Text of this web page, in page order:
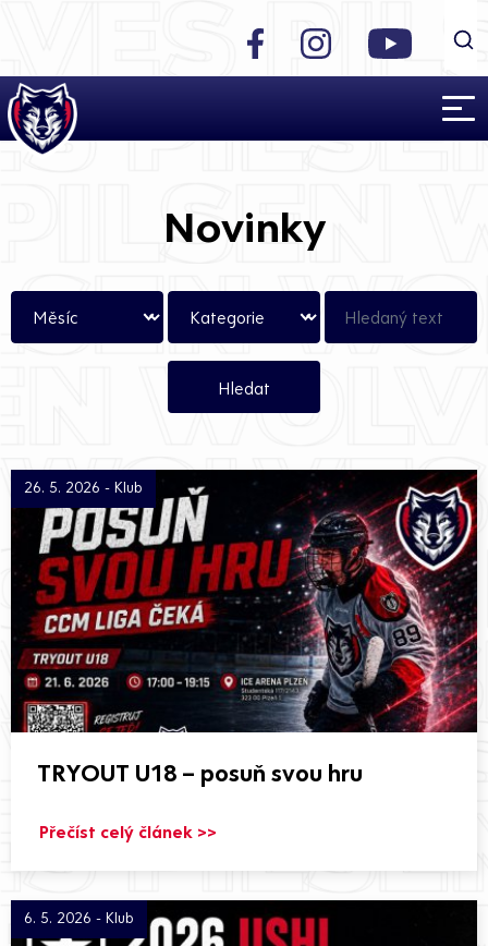
Novinky
26. 5. 2026 - Klub
TRYOUT U18 – posuň svou hru
Přečíst celý článek >>
6. 5. 2026 - Klub